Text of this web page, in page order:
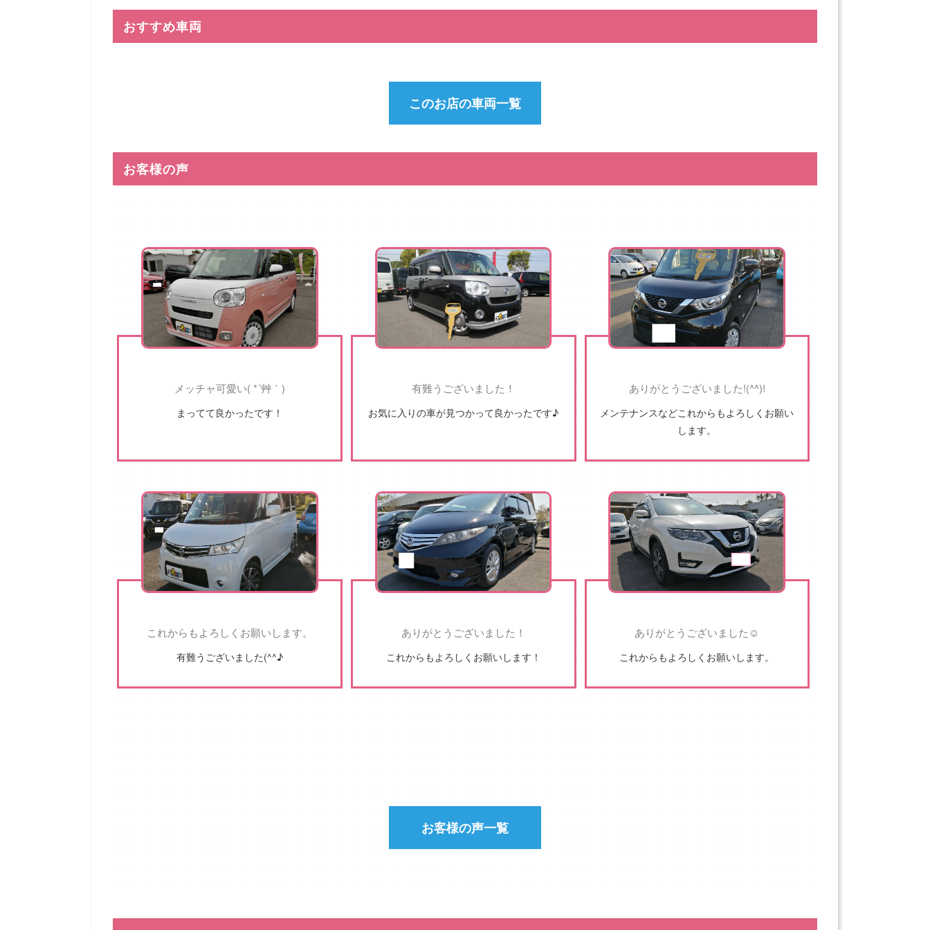
おすすめ車両
このお店の車両一覧
お客様の声
メッチャ可愛い( *´艸｀)
まってて良かったです！
有難うございました！
お気に入りの車が見つかって良かったです♪
ありがとうございました!(^^)!
メンテナンスなどこれからもよろしくお願い
します。
これからもよろしくお願いします。
有難うございました(^^♪
ありがとうございました！
これからもよろしくお願いします！
ありがとうございました☺
これからもよろしくお願いします。
お客様の声一覧